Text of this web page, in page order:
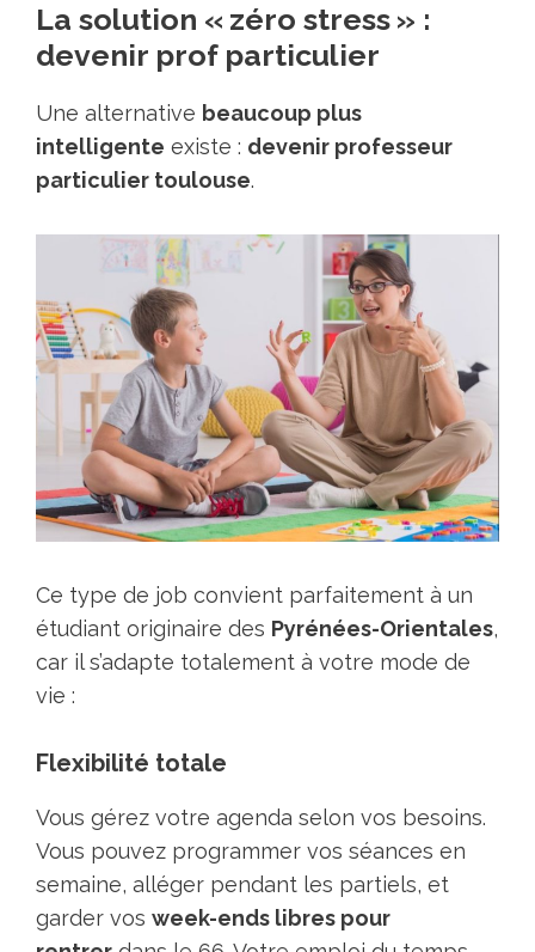
La solution « zéro stress » :
devenir prof particulier
Une alternative beaucoup plus
intelligente existe : devenir professeur
particulier toulouse.
Ce type de job convient parfaitement à un
étudiant originaire des Pyrénées-Orientales,
car il s’adapte totalement à votre mode de
vie :
Flexibilité totale
Vous gérez votre agenda selon vos besoins.
Vous pouvez programmer vos séances en
semaine, alléger pendant les partiels, et
garder vos week-ends libres pour